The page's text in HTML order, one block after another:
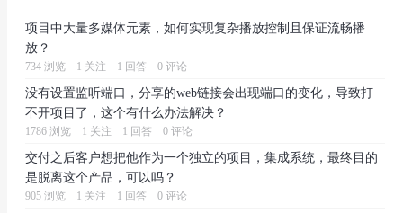
项目中大量多媒体元素，如何实现复杂播放控制且保证流畅播
放？
734 浏览 1 关注 1 回答 0 评论
没有设置监听端口，分享的web链接会出现端口的变化，导致打
不开项目了，这个有什么办法解决？
1786 浏览 1 关注 1 回答 0 评论
交付之后客户想把他作为一个独立的项目，集成系统，最终目的
是脱离这个产品，可以吗？
905 浏览 1 关注 1 回答 0 评论